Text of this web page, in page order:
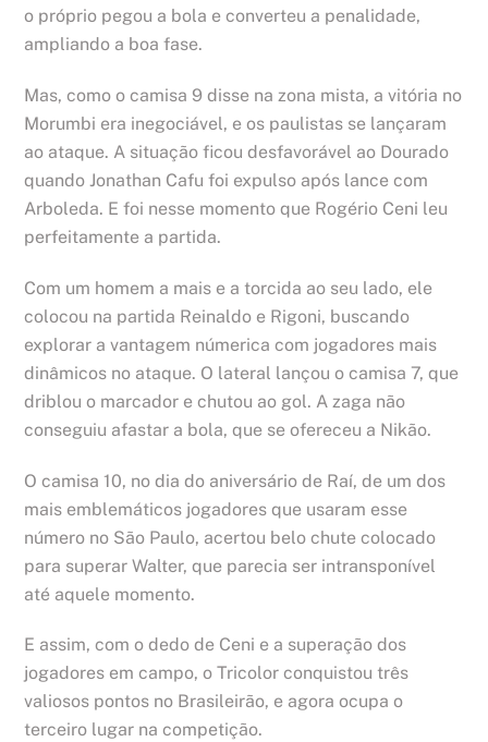
o próprio pegou a bola e converteu a penalidade,
ampliando a boa fase.
Mas, como o camisa 9 disse na zona mista, a vitória no
Morumbi era inegociável, e os paulistas se lançaram
ao ataque. A situação ficou desfavorável ao Dourado
quando Jonathan Cafu foi expulso após lance com
Arboleda. E foi nesse momento que Rogério Ceni leu
perfeitamente a partida.
Com um homem a mais e a torcida ao seu lado, ele
colocou na partida Reinaldo e Rigoni, buscando
explorar a vantagem númerica com jogadores mais
dinâmicos no ataque. O lateral lançou o camisa 7, que
driblou o marcador e chutou ao gol. A zaga não
conseguiu afastar a bola, que se ofereceu a Nikão.
O camisa 10, no dia do aniversário de Raí, de um dos
mais emblemáticos jogadores que usaram esse
número no São Paulo, acertou belo chute colocado
para superar Walter, que parecia ser intransponível
até aquele momento.
E assim, com o dedo de Ceni e a superação dos
jogadores em campo, o Tricolor conquistou três
valiosos pontos no Brasileirão, e agora ocupa o
terceiro lugar na competição.